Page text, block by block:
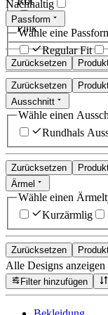
Pink
Zurücksetzen
Nachhaltig
Passform
Wähle eine
Regular Fit
Zurücksetzen
Ausschnitt
Wähle einen
Rundhals
Zurücksetzen
Ärmel
Wähle einen
Kurzärmlig
Zurücksetzen
Alle Designs anzeigen
Filter hinzufügen